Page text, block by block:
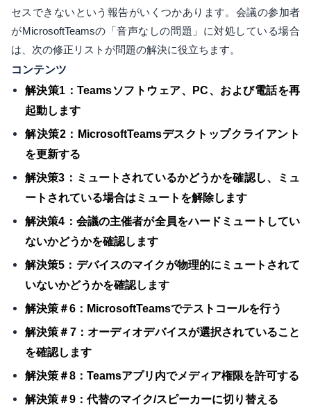
セスできないという報告がいくつかあります。会議の参加者
がMicrosoftTeamsの「音声なしの問題」に対処している場合
は、次の修正リストが問題の解決に役立ちます。
コンテンツ
解決策1：Teamsソフトウェア、PC、および電話を再
起動します
解決策2：MicrosoftTeamsデスクトップクライアント
を更新する
解決策3：ミュートされているかどうかを確認し、ミュ
ートされている場合はミュートを解除します
解決策4：会議の主催者が全員をハードミュートしてい
ないかどうかを確認します
解決策5：デバイスのマイクが物理的にミュ​​ートされて
いないかどうかを確認します
解決策＃6：MicrosoftTeamsでテストコールを行う
解決策＃7：オーディオデバイスが選択されていること
を確認します
解決策＃8：Teamsアプリ内でメディア権限を許可する
解決策＃9：代替のマイク/スピーカーに切り替える